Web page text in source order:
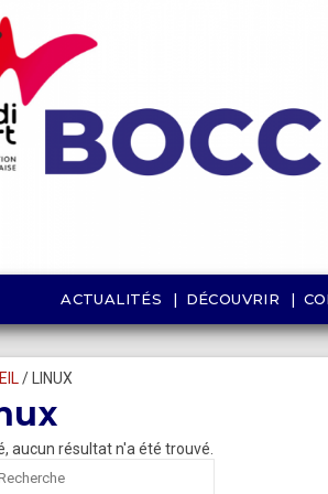
ACTUALITÉS DÉCOUVRIR
/ LINUX
aucun résultat n'a été trouvé.